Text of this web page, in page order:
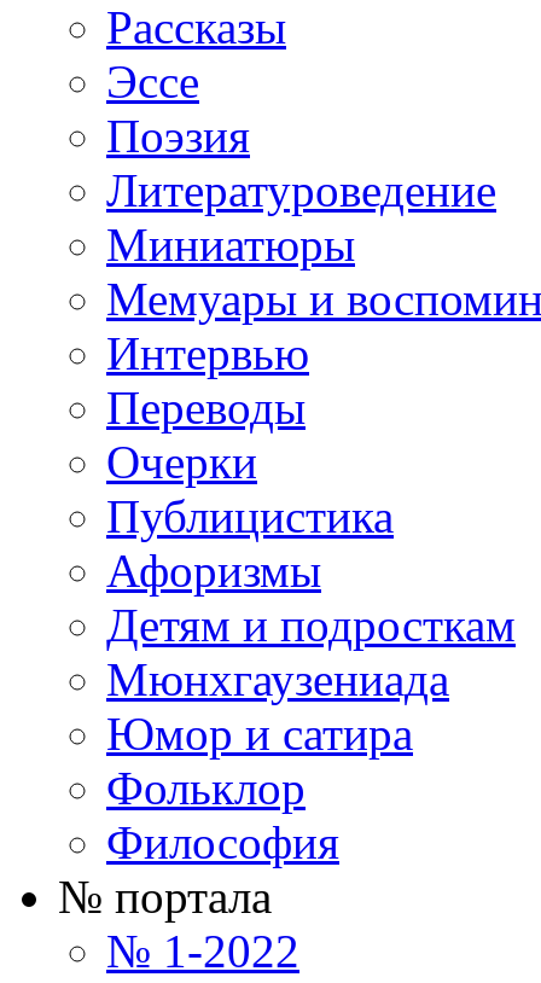
Рассказы
Эссе
Поэзия
Литературоведение
Миниатюры
Мемуары и
Интервью
Переводы
Очерки
Публицистика
Афоризмы
Детям и подросткам
Мюнхгаузениада
Юмор и сатира
Фольклор
Философия
№ портала
№ 1-2022